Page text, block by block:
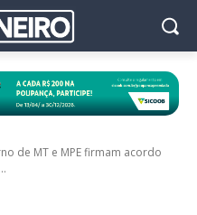
de MT e MPE firmam acordo